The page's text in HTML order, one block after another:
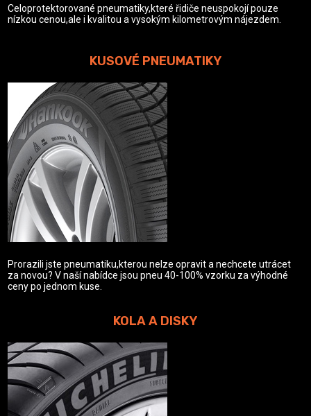
Celoprotektorované pneumatiky,které řidiče neuspokojí pouze
nízkou cenou,ale i kvalitou a vysokým kilometrovým nájezdem.
KUSOVÉ PNEUMATIKY
Prorazili jste pneumatiku,kterou nelze opravit a nechcete utrácet
za novou? V naší nabídce jsou pneu 40-100% vzorku za výhodné
ceny po jednom kuse.
KOLA A DISKY